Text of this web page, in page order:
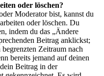
oder löschen?
Moderator bist, kannst du
oder löschen. Du
indem du das „Ändere
Beitrag anklickst;
Zeitraum nach
bereits jemand auf deinen
Beitrag in der